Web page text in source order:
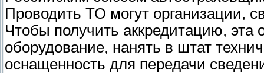
Проводить ТО могут организации,
Чтобы получить аккредитацию, эта
оборудование, нанять в штат
оснащенность для передачи